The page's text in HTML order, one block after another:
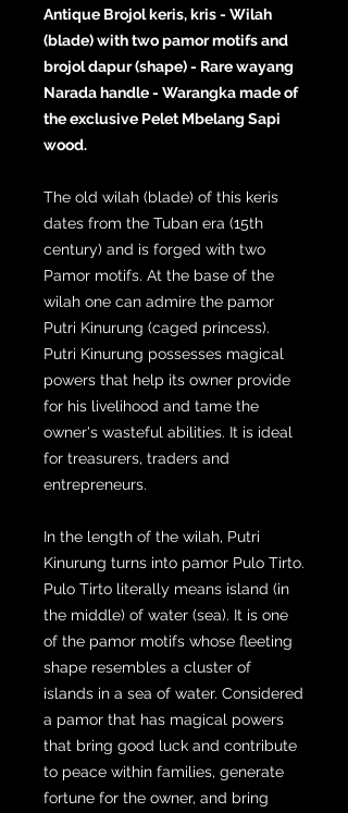
Antique Brojol keris, kris - Wilah
(blade) with two pamor motifs and
brojol dapur (shape) - Rare wayang
Narada handle - Warangka made of
the exclusive Pelet Mbelang Sapi
wood.
The old wilah (blade) of this keris
dates from the Tuban era (15th
century) and is forged with two
Pamor motifs. At the base of the
wilah one can admire the pamor
Putri Kinurung (caged princess).
Putri Kinurung possesses magical
powers that help its owner provide
for his livelihood and tame the
owner's wasteful abilities. It is ideal
for treasurers, traders and
entrepreneurs.
In the length of the wilah, Putri
Kinurung turns into pamor Pulo Tirto.
Pulo Tirto literally means island (in
the middle) of water (sea). It is one
of the pamor motifs whose fleeting
shape resembles a cluster of
islands in a sea of ​​water. Considered
a pamor that has magical powers
that bring good luck and contribute
to peace within families, generate
fortune for the owner, and bring